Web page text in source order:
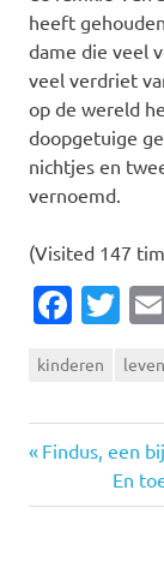
heeft
dame die veel
veel verdriet
op de wereld
doopgetuige
nichtjes en
vernoemd.
(Visited 147
kinderen
Bericht
Vorige
Findus, een
En